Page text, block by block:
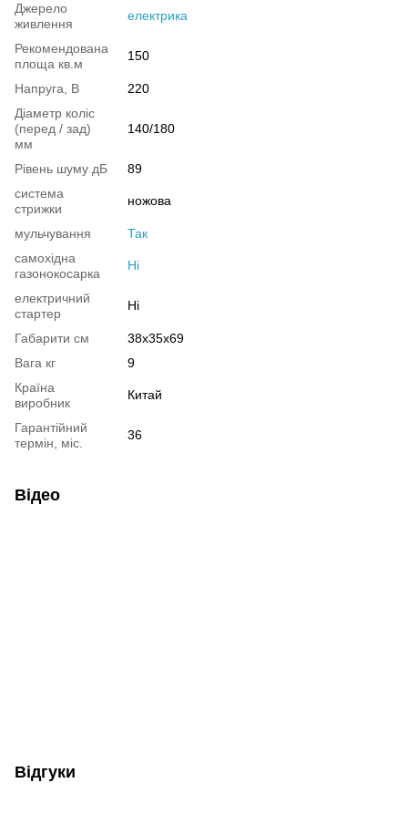
Джерело
живлення
електрика
Рекомендована
площа кв.м
150
Напруга, В
220
Діаметр коліс
(перед / зад)
мм
140/180
Рівень шуму дБ
89
система
стрижки
ножова
мульчування
Так
самохідна
газонокосарка
Ні
електричний
стартер
Ні
Габарити см
38x35x69
Вага кг
9
Країна
виробник
Китай
Гарантійний
термін, міс.
36
Відео
Відгуки